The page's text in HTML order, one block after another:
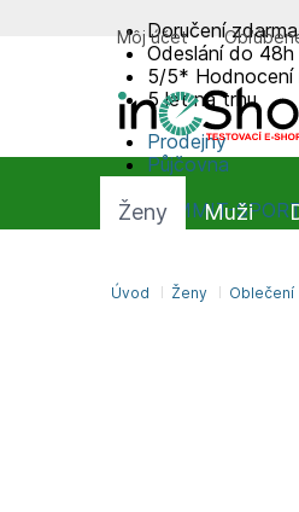
Doručení
Odeslání do 48h
5/5* Hodnocení
5 let na trhu
Prodejny
Půjčovna
SUMMIT-
Môj účet
Úvod Ženy Oblečení
Ženy Muži